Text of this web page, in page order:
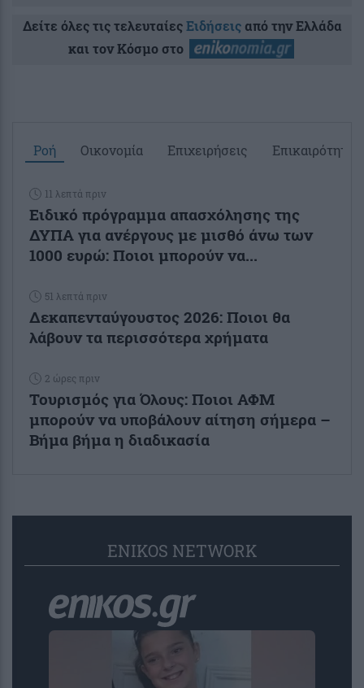
Δείτε όλες τις τελευταίεςΕιδήσειςαπό την Ελλάδα
και τον Κόσμο στο
Ροή Οικονομία Επιχειρήσεις Επικαιρότητα
11 λεπτά πριν
Ειδικό πρόγραμμα απασχόλησης της
ΔΥΠΑ για ανέργους με μισθό άνω των
1000 ευρώ: Ποιοι μπορούν να...
51 λεπτά πριν
Δεκαπενταύγουστος 2026: Ποιοι θα
λάβουν τα περισσότερα χρήματα
2 ώρες πριν
Τουρισμός για Όλους: Ποιοι ΑΦΜ
μπορούν να υποβάλουν αίτηση σήμερα –
Βήμα βήμα η διαδικασία
ENIKOS NETWORK